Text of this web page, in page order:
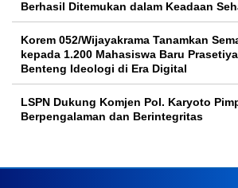
Berhasil Ditemukan dalam Keadaan
Korem 052/Wijayakrama Tanamkan
kepada 1.200 Mahasiswa Baru
Benteng Ideologi di Era Digital
LSPN Dukung Komjen Pol. Karyoto
Berpengalaman dan Berintegritas